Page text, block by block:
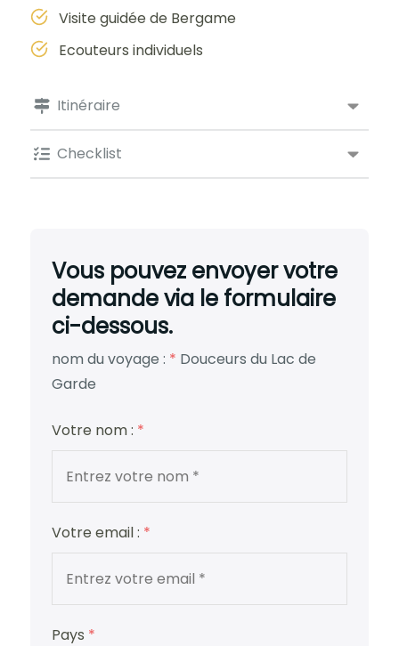
Itinéraire
Checklist
Visite guidée de Bergame
Ecouteurs individuels
Vous pouvez envoyer votre
demande via le formulaire
ci-dessous.
nom du voyage : * Douceurs du Lac de
Garde
Votre nom : *
Votre email : *
Pays *